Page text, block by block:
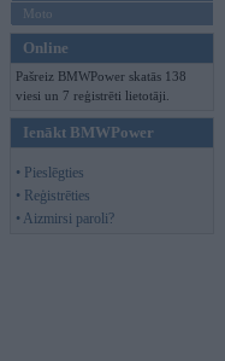
Moto
Online
Pašreiz BMWPower skatās 138
viesi un 7 reģistrēti lietotāji.
Ienākt BMWPower
• Pieslēgties
• Reģistrēties
• Aizmirsi paroli?